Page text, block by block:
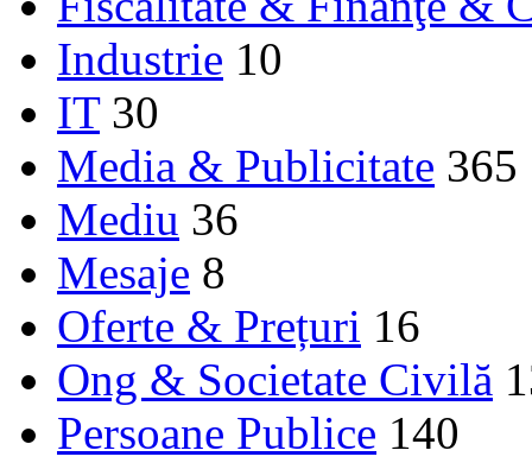
Industrie 10
IT 30
Media & Publicitate 365
Mediu 36
Mesaje 8
Oferte & Prețuri 16
Ong & Societate Civilă
Persoane Publice 140